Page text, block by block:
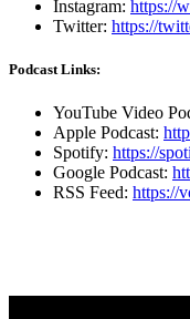
Instagram: https://
Twitter: https://
Podcast Links:
YouTube Video
Apple Podcast:
Spotify: https://
Google Podcast:
RSS Feed: https://